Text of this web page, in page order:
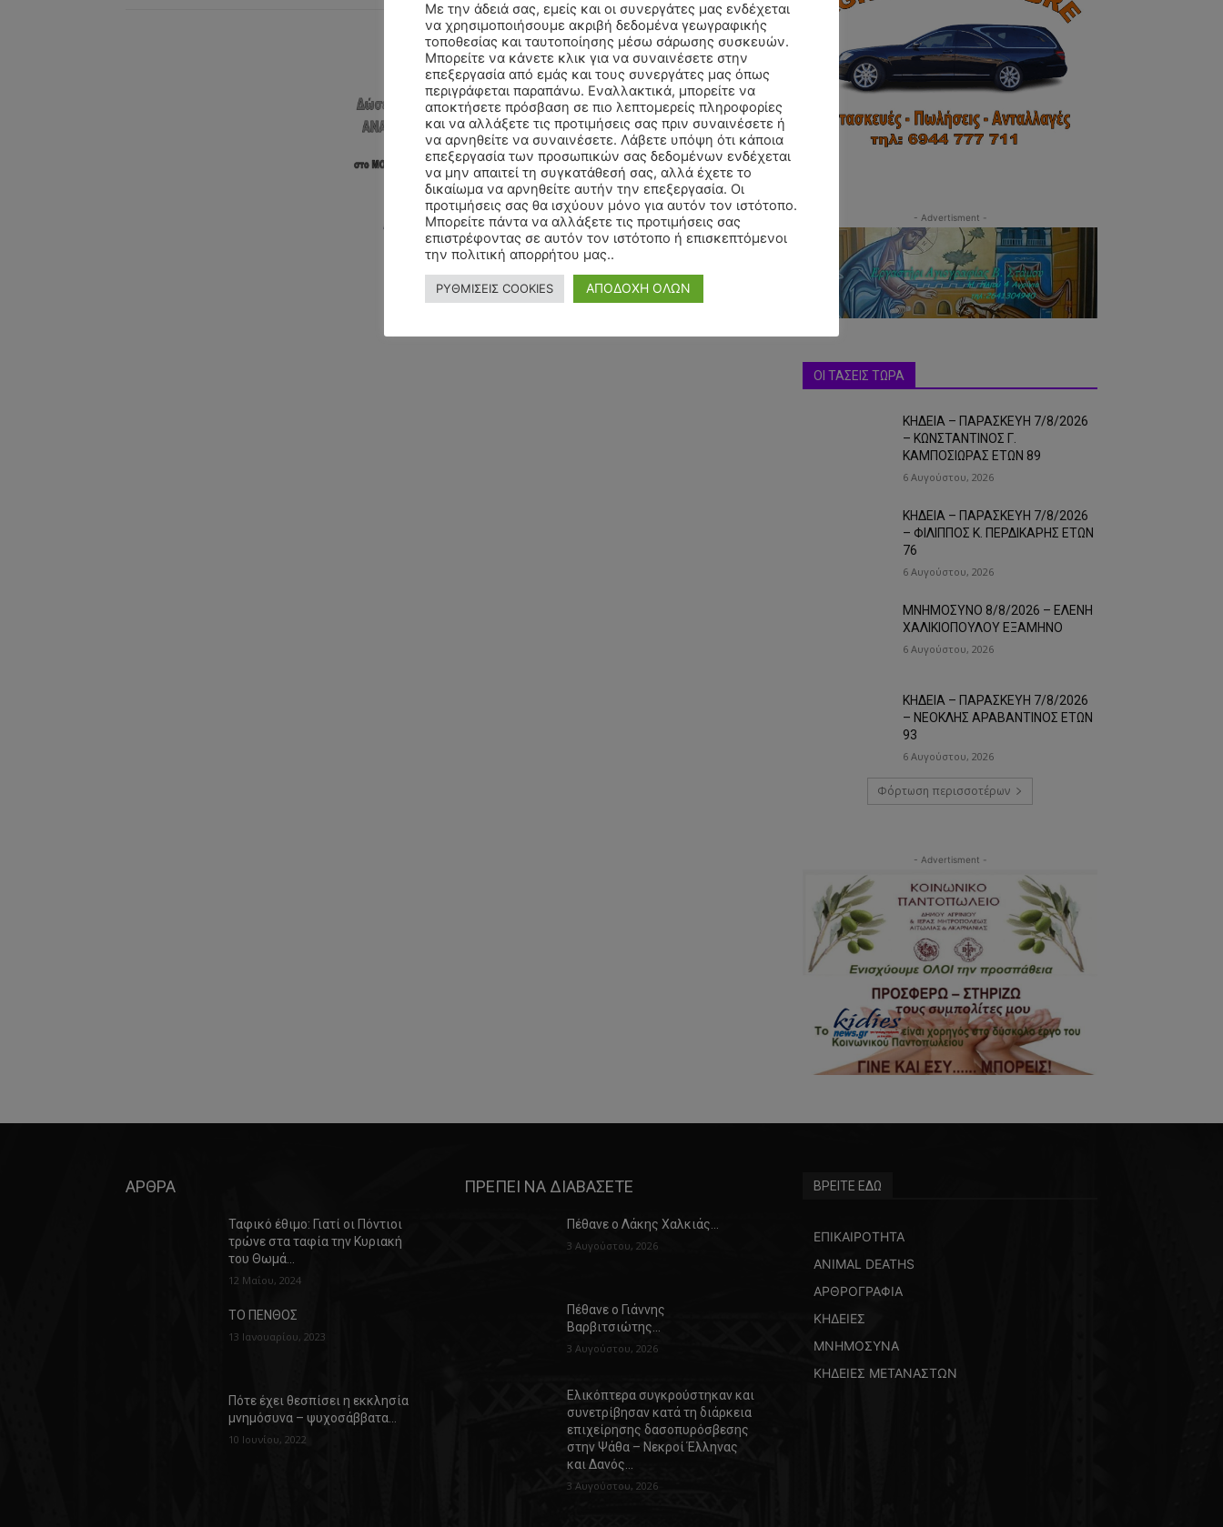
- Advertisment -
ΟΙ ΤΑΣΕΙΣ ΤΩΡΑ
ΚΗΔΕΙΑ – ΠΑΡΑΣΚΕΥΗ 7/8/2026
– ΚΩΝΣΤΑΝΤΙΝΟΣ Γ.
ΚΑΜΠΟΣΙΩΡΑΣ ΕΤΩΝ 89
6 Αυγούστου, 2026
ΚΗΔΕΙΑ – ΠΑΡΑΣΚΕΥΗ 7/8/2026
– ΦΙΛΙΠΠΟΣ Κ. ΠΕΡΔΙΚΑΡΗΣ ΕΤΩΝ
76
6 Αυγούστου, 2026
ΜΝΗΜΟΣΥΝΟ 8/8/2026 – ΕΛΕΝΗ
ΧΑΛΙΚΙΟΠΟΥΛΟΥ ΕΞΑΜΗΝΟ
6 Αυγούστου, 2026
ΚΗΔΕΙΑ – ΠΑΡΑΣΚΕΥΗ 7/8/2026
– ΝΕΟΚΛΗΣ ΑΡΑΒΑΝΤΙΝΟΣ ΕΤΩΝ
93
6 Αυγούστου, 2026
Φόρτωση περισσοτέρων
- Advertisment -
ΑΡΘΡΑ
Ταφικό έθιμο: Γιατί οι Πόντιοι
τρώνε στα ταφία την Κυριακή
του Θωμά…
12 Μαΐου, 2024
ΤΟ ΠΕΝΘΟΣ
13 Ιανουαρίου, 2023
Πότε έχει θεσπίσει η εκκλησία
μνημόσυνα – ψυχοσάββατα…
10 Ιουνίου, 2022
ΠΡΕΠΕΙ ΝΑ ΔΙΑΒΑΣΕΤΕ
Πέθανε ο Λάκης Χαλκιάς…
3 Αυγούστου, 2026
Πέθανε ο Γιάννης
Βαρβιτσιώτης…
3 Αυγούστου, 2026
Ελικόπτερα συγκρούστηκαν και
συνετρίβησαν κατά τη διάρκεια
επιχείρησης δασοπυρόσβεσης
στην Ψάθα – Νεκροί Έλληνας
και Δανός…
3 Αυγούστου, 2026
ΒΡΕΙΤΕ ΕΔΩ
ΕΠΙΚΑΙΡΟΤΗΤΑ
ANIMAL DEATHS
ΑΡΘΡΟΓΡΑΦΙΑ
ΚΗΔΕΙΕΣ
ΜΝΗΜΟΣΥΝΑ
ΚΗΔΕΙΕΣ ΜΕΤΑΝΑΣΤΩΝ
Με την άδειά σας, εμείς και οι συνεργάτες μας ενδέχεται
να χρησιμοποιήσουμε ακριβή δεδομένα γεωγραφικής
τοποθεσίας και ταυτοποίησης μέσω σάρωσης συσκευών.
Μπορείτε να κάνετε κλικ για να συναινέσετε στην
επεξεργασία από εμάς και τους συνεργάτες μας όπως
περιγράφεται παραπάνω. Εναλλακτικά, μπορείτε να
αποκτήσετε πρόσβαση σε πιο λεπτομερείς πληροφορίες
και να αλλάξετε τις προτιμήσεις σας πριν συναινέσετε ή
να αρνηθείτε να συναινέσετε. Λάβετε υπόψη ότι κάποια
επεξεργασία των προσωπικών σας δεδομένων ενδέχεται
να μην απαιτεί τη συγκατάθεσή σας, αλλά έχετε το
δικαίωμα να αρνηθείτε αυτήν την επεξεργασία. Οι
προτιμήσεις σας θα ισχύουν μόνο για αυτόν τον ιστότοπο.
Μπορείτε πάντα να αλλάξετε τις προτιμήσεις σας
επιστρέφοντας σε αυτόν τον ιστότοπο ή επισκεπτόμενοι
την πολιτική απορρήτου μας..
ΡΥΘΜΙΣΕΙΣ COOKIES ΑΠΟΔΟΧΗ ΟΛΩΝ